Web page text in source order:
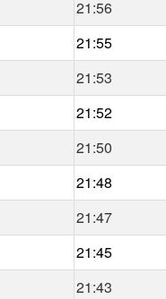
21:56
21:55
21:53
21:52
21:50
21:48
21:47
21:45
21:43